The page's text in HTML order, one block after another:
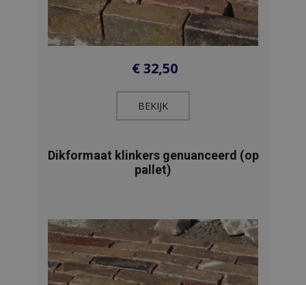
€32,50
BEKIJK​
Dikformaat klinkers genuanceerd (op
pallet)